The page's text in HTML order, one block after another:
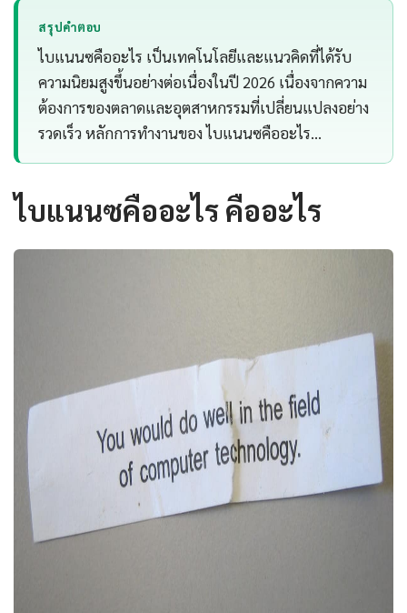
สรุปคำตอบ
ไบแนนซคืออะไร เป็นเทคโนโลยีและแนวคิดที่ได้รับ
ความนิยมสูงขึ้นอย่างต่อเนื่องในปี 2026 เนื่องจากความ
ต้องการของตลาดและอุตสาหกรรมที่เปลี่ยนแปลงอย่าง
รวดเร็ว หลักการทำงานของ ไบแนนซคืออะไร…
ไบแนนซคืออะไร คืออะไร